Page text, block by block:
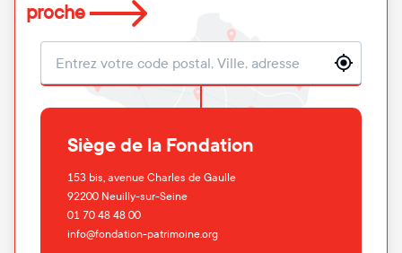
proche
Localisation
Siège de la Fondation
153 bis, avenue Charles de Gaulle
92200 Neuilly-sur-Seine
01 70 48 48 00
info@fondation-patrimoine.org